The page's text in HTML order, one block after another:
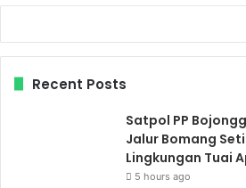
Recent Posts
Satpol PP
Jalur Bomang
Lingkungan Tuai
5 hours ago